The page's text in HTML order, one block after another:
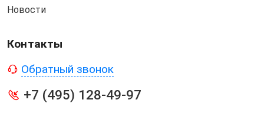
Новости
Контакты
Обратный звонок
+7 (495) 128-49-97